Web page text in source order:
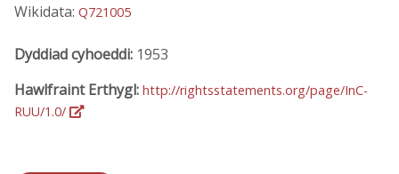
Wikidata: Q721005
Dyddiad cyhoeddi: 1953
Hawlfraint Erthygl: http://rightsstatements.org/page/InC-
RUU/1.0/